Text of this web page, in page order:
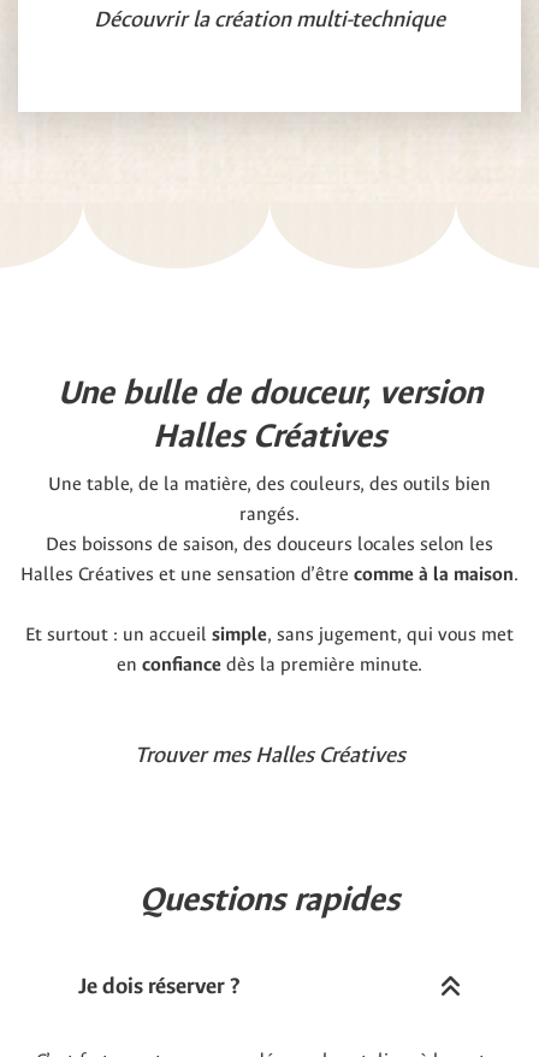
Découvrir la création multi-technique
Une bulle de douceur, version
Halles Créatives
Une table, de la matière, des couleurs, des outils bien
rangés.
Des boissons de saison, des douceurs locales selon les
Halles Créatives et une sensation d’être comme à la maison.
Et surtout : un accueil simple, sans jugement, qui vous met
en confiance dès la première minute.
Trouver mes Halles Créatives
Questions rapides
Je dois réserver ?